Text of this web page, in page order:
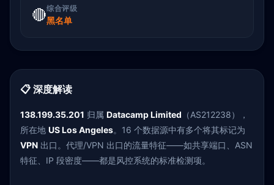
🔴综合评级
黑名单
📋 深度解读
138.199.35.201 归属 Datacamp Limited （AS212238），
所在地 US Los Angeles。16 个数据源中有多个将其标记为
VPN 出口。代理/VPN 出口的流量特征——如共享端口、ASN
特征、IP 段密度——都是风控系统的标准检测项。